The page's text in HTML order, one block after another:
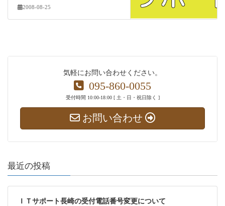
2008-08-25
気軽にお問い合わせください。
095-860-0055
受付時間 10:00-18:00 [ 土・日・祝日除く ]
お問い合わせ
最近の投稿
ＩＴサポート長崎の受付電話番号変更について